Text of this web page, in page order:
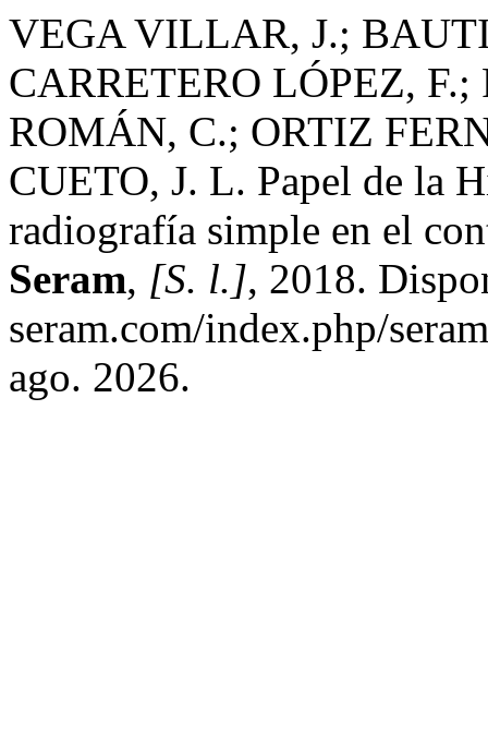
VEGA VILLAR, J.;
CARRETERO LÓPEZ,
ROMÁN, C.; ORTIZ
CUETO, J. L. Papel de la
radiografía simple en el
Seram, [S. l.], 2018.
seram.com/index.php/
ago. 2026.